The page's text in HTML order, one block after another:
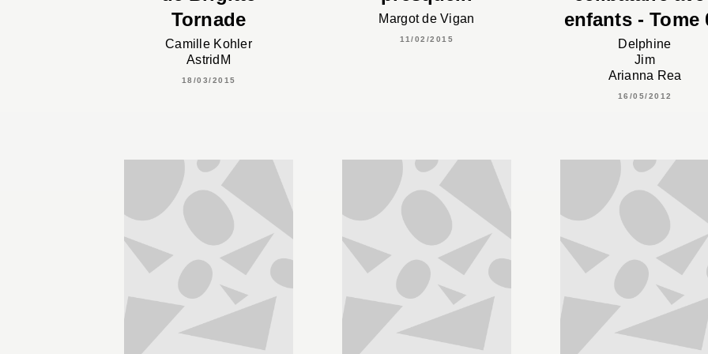
Tornade
Camille Kohler
AstridM
18/03/2015
Margot de Vigan
11/02/2015
enfants - Tome
Delphine
Jim
Arianna Rea
16/05/2012